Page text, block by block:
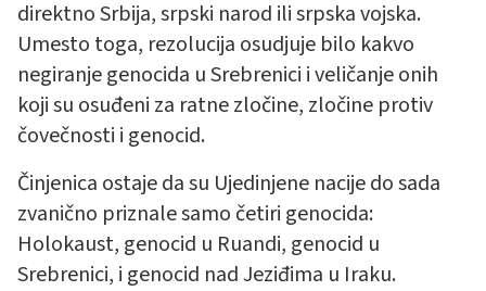
direktno Srbija, srpski narod ili srpska vojska.
Umesto toga, rezolucija osudjuje bilo kakvo
negiranje genocida u Srebrenici i veličanje onih
koji su osuđeni za ratne zločine, zločine protiv
čovečnosti i genocid.
Činjenica ostaje da su Ujedinjene nacije do sada
zvanično priznale samo četiri genocida:
Holokaust, genocid u Ruandi, genocid u
Srebrenici, i genocid nad Jeziđima u Iraku.